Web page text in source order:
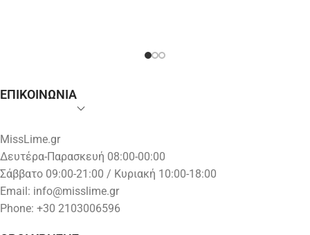
ΕΠΙΚΟΙΝΩΝΙΑ
MissLime.gr
Δευτέρα-Παρασκευή 08:00-00:00
Σάββατο 09:00-21:00 / Κυριακή 10:00-18:00
Email: info@misslime.gr
Phone: +30 2103006596